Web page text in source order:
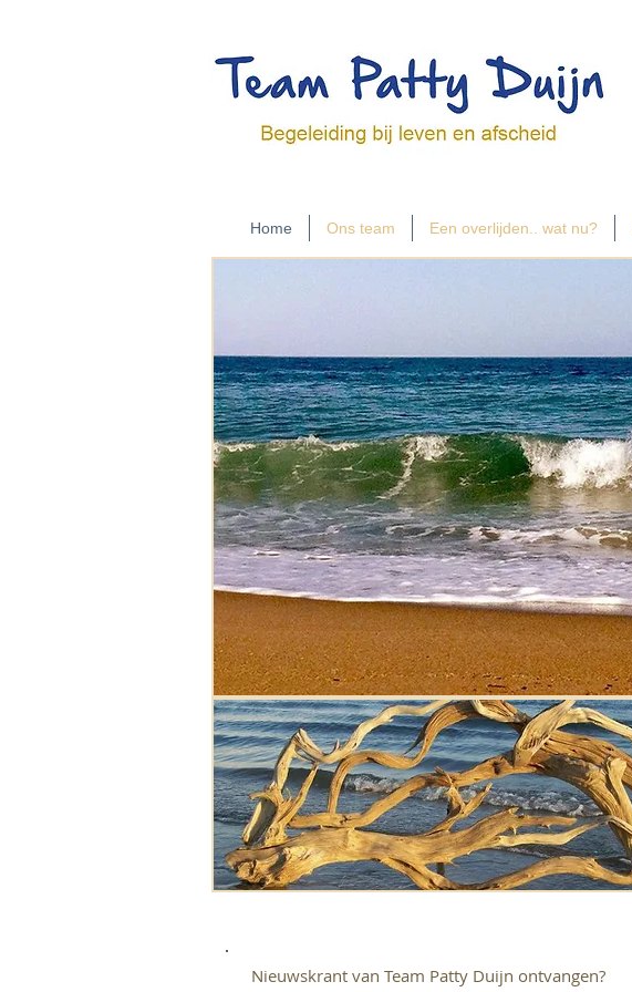
Home Ons team Een overlijden.. wat nu?
Nieuwskrant van Team Patty Duijn ontvangen?